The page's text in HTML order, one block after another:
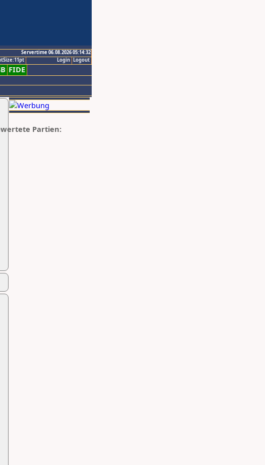
Servertime 06.08.2026 05:14:32
Logout
Login
FIDE
Partien: